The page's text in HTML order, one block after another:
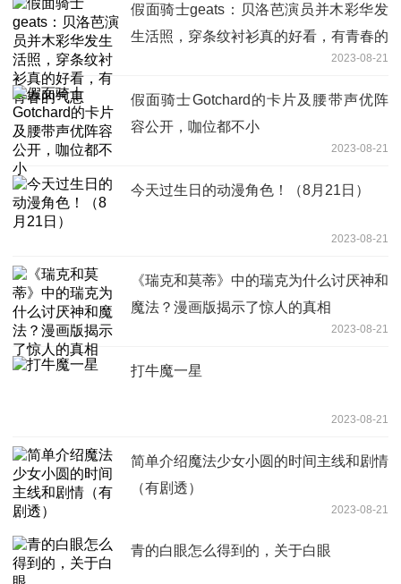
假面骑士geats：贝洛芭演员并木彩华发
生活照，穿条纹衬衫真的好看，有青春的
2023-08-21
假面骑士Gotchard的卡片及腰带声优阵
容公开，咖位都不小
2023-08-21
今天过生日的动漫角色！（8月21日）
2023-08-21
《瑞克和莫蒂》中的瑞克为什么讨厌神和
魔法？漫画版揭示了惊人的真相
2023-08-21
打牛魔一星
2023-08-21
简单介绍魔法少女小圆的时间主线和剧情
（有剧透）
2023-08-21
青的白眼怎么得到的，关于白眼